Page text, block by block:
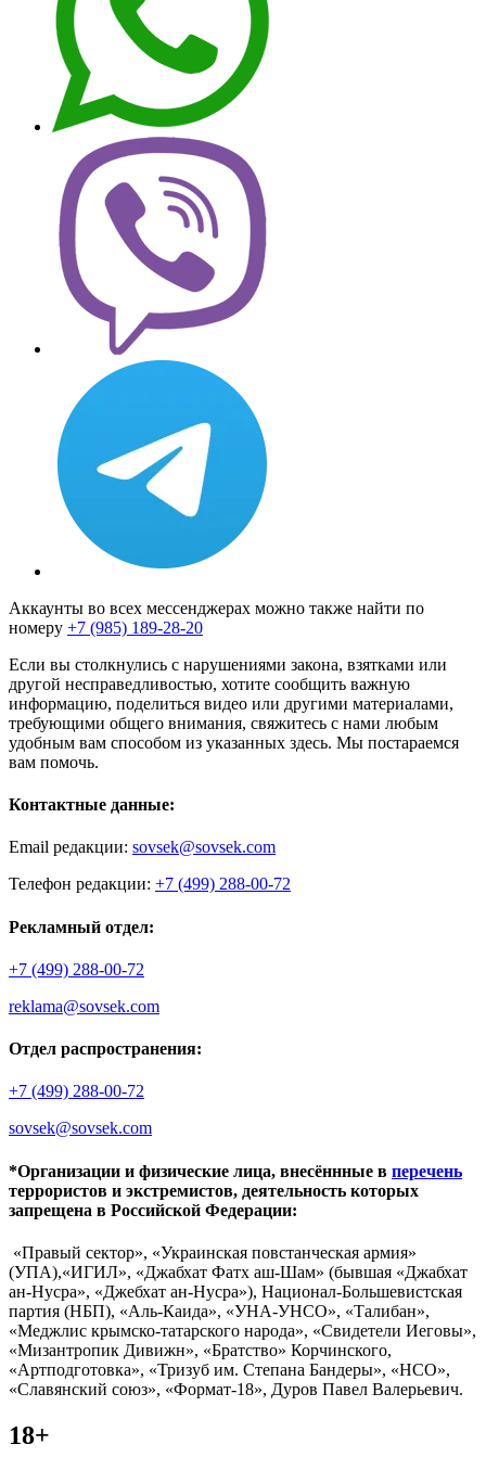
Аккаунты во всех мессенджерах можно также найти по
номеру +7 (985) 189-28-20
Если вы столкнулись с нарушениями закона, взятками или
другой несправедливостью, хотите сообщить важную
информацию, поделиться видео или другими материалами,
требующими общего внимания, свяжитесь с нами любым
удобным вам способом из указанных здесь. Мы постараемся
вам помочь.
Контактные данные:
Email редакции: sovsek@sovsek.com
Телефон редакции: +7 (499) 288-00-72
Рекламный отдел:
+7 (499) 288-00-72
reklama@sovsek.com
Отдел распространения:
+7 (499) 288-00-72
sovsek@sovsek.com
*Организации и физические лица, внесённные в перечень
террористов и экстремистов, деятельность которых
запрещена в Российской Федерации:
«Правый сектор», «Украинская повстанческая армия»
(УПА),«ИГИЛ», «Джабхат Фатх аш-Шам» (бывшая «Джабхат
ан-Нусра», «Джебхат ан-Нусра»), Национал-Большевистская
партия (НБП), «Аль-Каида», «УНА-УНСО», «Талибан»,
«Меджлис крымско-татарского народа», «Свидетели Иеговы»,
«Мизантропик Дивижн», «Братство» Корчинского,
«Артподготовка», «Тризуб им. Степана Бандеры», «НСО»,
«Славянский союз», «Формат-18», Дуров Павел Валерьевич.
18+